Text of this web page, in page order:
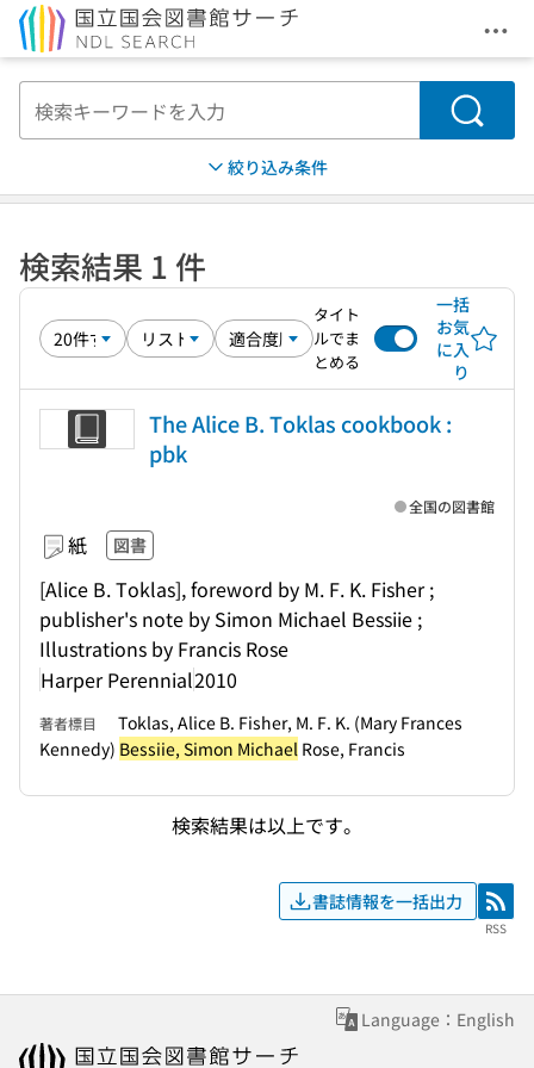
メ
検索
絞り込み条件
検索結果 1 件
タイト
ルでま
とめる
一括
お気
に入
り
The Alice B. Toklas cookbook :
pbk
紙 図書
[Alice B. Toklas], foreword by M. F. K. Fisher ;
publisher's note by Simon Michael Bessiie ;
Illustrations by Francis Rose
Harper Perennial2010
全国の図書館
著者標目
Toklas, Alice B. Fisher, M. F. K. (Mary Frances
Kennedy) Bessiie, Simon Michael Rose, Francis
検索結果は以上です。
書誌情報を一括出力 RSS
RSS
Language：English